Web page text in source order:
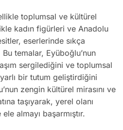
toplumsal ve kültürel
kadın figürleri ve Anadolu
eserlerinde sıkça
temalar, Eyüboğlu’nun
sergilediğini ve toplumsal
bir tutum geliştirdiğini
zengin kültürel mirasını ve
taşıyarak, yerel olanı
almayı başarmıştır.